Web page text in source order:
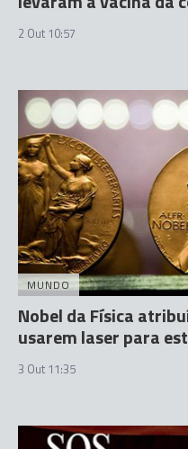
2 Out 10:57
MUNDO
Nobel da Física
usarem laser para
3 Out 11:35